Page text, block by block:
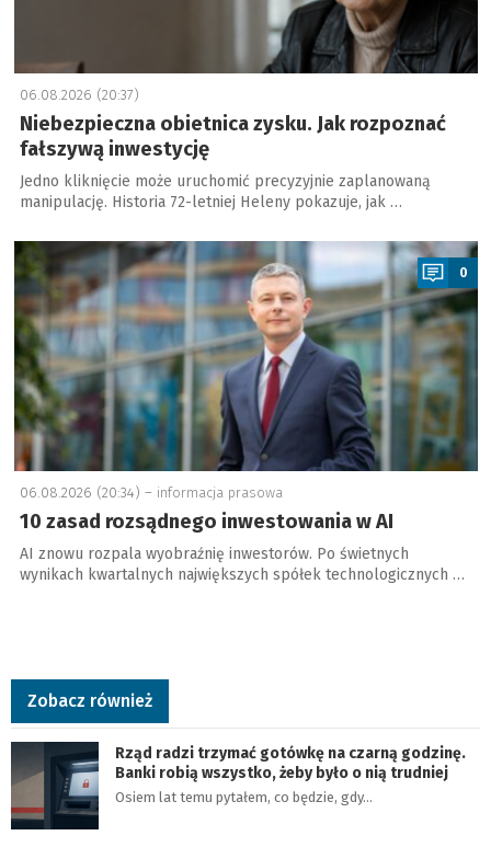
06.08.2026 (20:37)
Niebezpieczna obietnica zysku. Jak rozpoznać
fałszywą inwestycję
Jedno kliknięcie może uruchomić precyzyjnie zaplanowaną
manipulację. Historia 72-letniej Heleny pokazuje, jak …
a
0
06.08.2026 (20:34) – informacja prasowa
10 zasad rozsądnego inwestowania w AI
AI znowu rozpala wyobraźnię inwestorów. Po świetnych
wynikach kwartalnych największych spółek technologicznych …
Zobacz również
Rząd radzi trzymać gotówkę na czarną godzinę.
Banki robią wszystko, żeby było o nią trudniej
Osiem lat temu pytałem, co będzie, gdy…